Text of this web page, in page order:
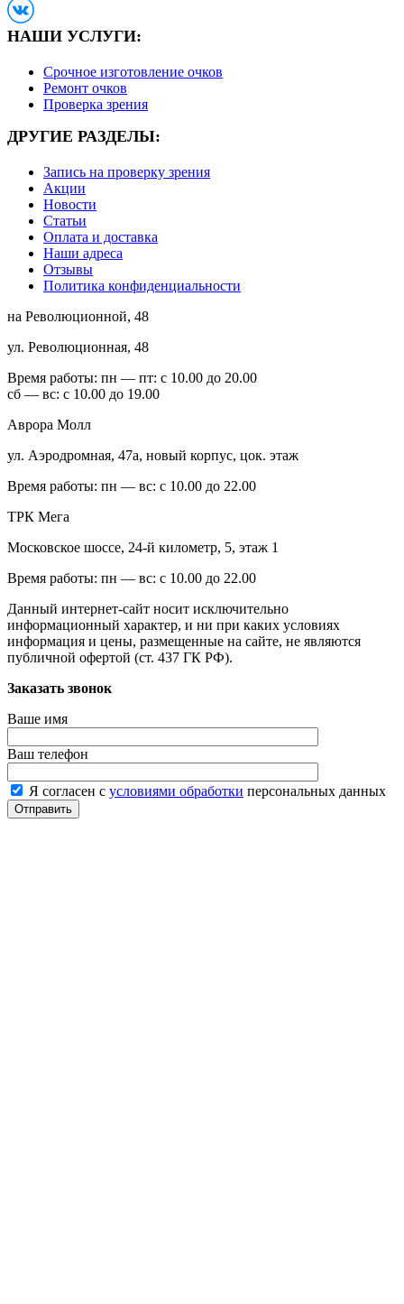
НАШИ УСЛУГИ:
Срочное изготовление очков
Ремонт очков
Проверка зрения
ДРУГИЕ РАЗДЕЛЫ:
Запись на проверку зрения
Акции
Новости
Статьи
Оплата и доставка
Наши адреса
Отзывы
Политика конфиденциальности
на Революционной, 48
ул. Революционная, 48
Время работы: пн — пт: с 10.00 до 20.00
сб — вс: с 10.00 до 19.00
Аврора Молл
ул. Аэродромная, 47а, новый корпус, цок. этаж
Время работы: пн — вс: с 10.00 до 22.00
ТРК Мега
Московское шоссе, 24-й километр, 5, этаж 1
Время работы: пн — вс: с 10.00 до 22.00
Данный интернет-сайт носит исключительно
информационный характер, и ни при каких условиях
информация и цены, размещенные на сайте, не являются
публичной офертой (ст. 437 ГК РФ).
Заказать звонок
Ваше имя
Ваш телефон
Я согласен с условиями обработки персональных данных